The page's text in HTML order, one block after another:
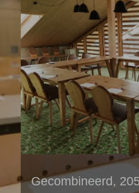
Gecombineerd,